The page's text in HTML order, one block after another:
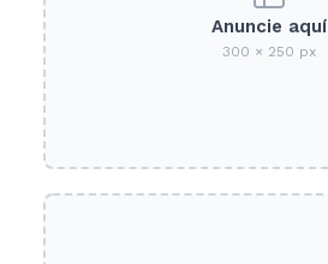
Anuncie aquí
300 × 250 px